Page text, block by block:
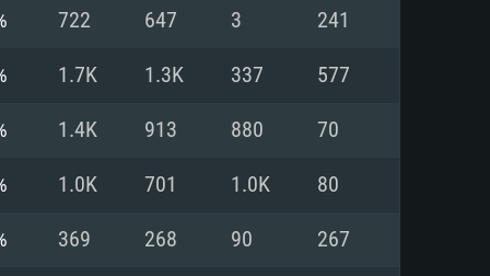
i7 (Intel Xeon não suportado)
722 647 3 241
1.7K 1.3K 337 577
1.4K 913 880 70
1.0K 701 1.0K 80
369 268 90 267